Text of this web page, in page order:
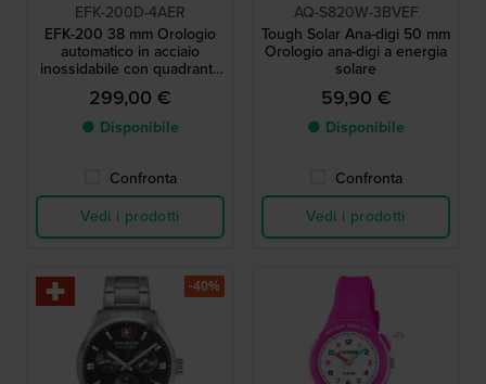
EFK-200D-4AER
EFK-200 38 mm Orologio
automatico in acciaio
inossidabile con quadrante
a strati dal design unico
299,00 €
● Disponibile
Confronta
Vedi i prodotti
AQ-S820W-3BVEF
Tough Solar Ana-digi 50 mm
Orologio ana-digi a energia
solare
59,90 €
● Disponibile
Confronta
Vedi i prodotti
-40%